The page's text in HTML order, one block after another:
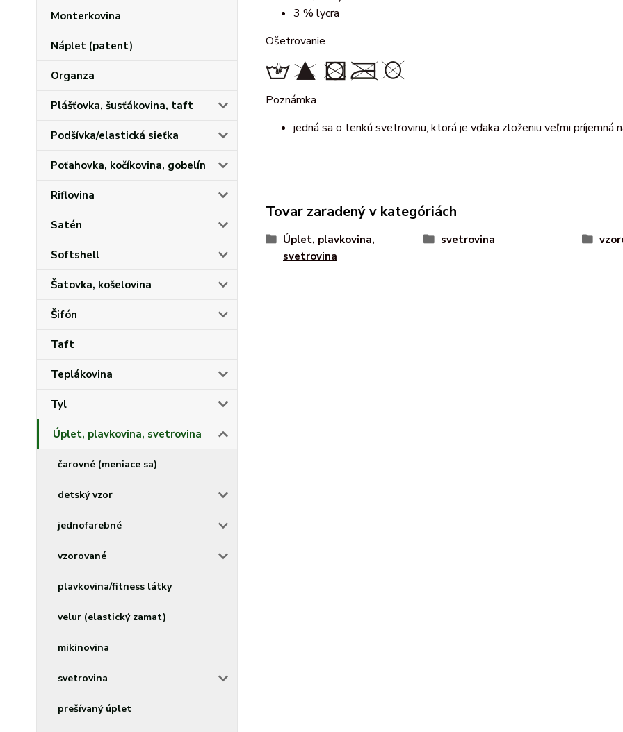
Monterkovina
Náplet (patent)
Organza
Plášťovka, šusťákovina, taft
Podšívka/elastická sieťka
Poťahovka, kočíkovina, gobelín
Riflovina
Satén
Softshell
Šatovka, košelovina
Šifón
Taft
Teplákovina
Tyl
Úplet, plavkovina, svetrovina
čarovné (meniace sa)
detský vzor
jednofarebné
vzorované
plavkovina/fitness látky
velur (elastický zamat)
mikinovina
svetrovina
prešívaný úplet
3 % lycra
Ošetrovanie
Poznámka
jedná sa o tenkú svetrovinu, ktorá je vďaka zloženiu veľmi príjemná
Tovar zaradený v kategóriách
Úplet, plavkovina,
svetrovina
svetrovina